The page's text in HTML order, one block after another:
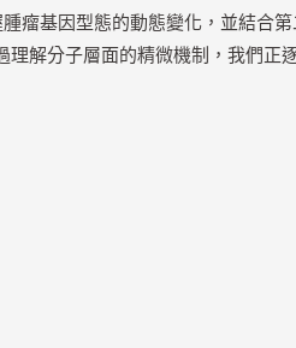
基因型態的動態變化，並結合
解分子層面的精微機制，我們正